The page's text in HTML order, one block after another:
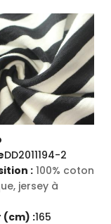
DD2011194-2
: 100% coton
jersey à
(cm) :165